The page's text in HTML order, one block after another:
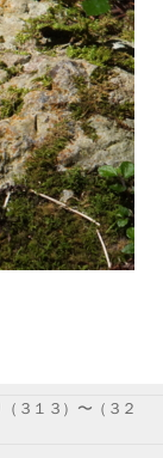
３１３）〜（３２